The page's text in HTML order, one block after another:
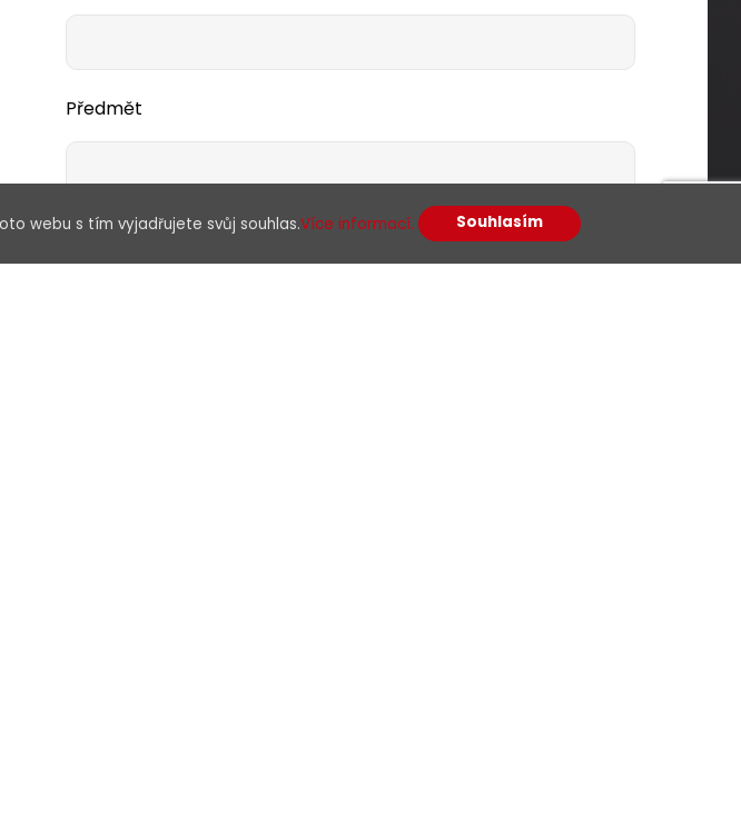
Předmět
Vaše zpráva*
webu s tím vyjadřujete svůj souhlas.Více informací. Souhlasím